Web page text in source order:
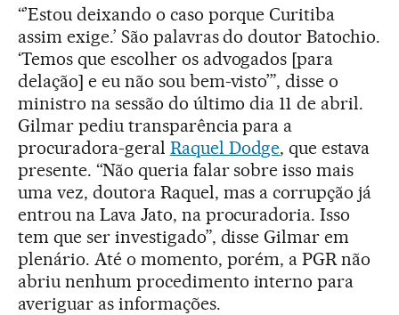
“’Estou deixando o caso porque Curitiba
assim exige.’ São palavras do doutor Batochio.
‘Temos que escolher os advogados [para
delação] e eu não sou bem-visto’”, disse o
ministro na sessão do último dia 11 de abril.
Gilmar pediu transparência para a
procuradora-geral Raquel Dodge, que estava
presente. “Não queria falar sobre isso mais
uma vez, doutora Raquel, mas a corrupção já
entrou na Lava Jato, na procuradoria. Isso
tem que ser investigado”, disse Gilmar em
plenário. Até o momento, porém, a PGR não
abriu nenhum procedimento interno para
averiguar as informações.